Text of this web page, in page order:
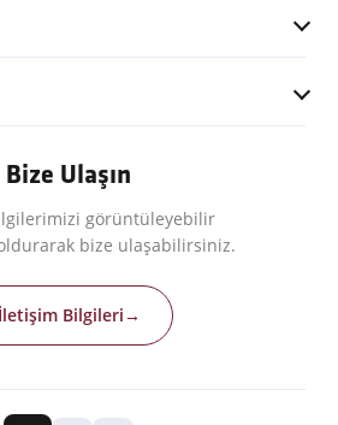
Bize Ulaşın
görüntüleyebilir
bize ulaşabilirsiniz.
İletişim Bilgileri→